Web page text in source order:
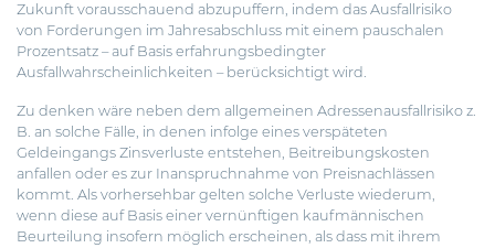
Zukunft vorausschauend abzupuffern, indem das Ausfallrisiko
von Forderungen im Jahresabschluss mit einem pauschalen
Prozentsatz – auf Basis erfahrungsbedingter
Ausfallwahrscheinlichkeiten – berücksichtigt wird.
Zu denken wäre neben dem allgemeinen Adressenausfallrisiko z.
B. an solche Fälle, in denen infolge eines verspäteten
Geldeingangs Zinsverluste entstehen, Beitreibungskosten
anfallen oder es zur Inanspruchnahme von Preisnachlässen
kommt. Als vorhersehbar gelten solche Verluste wiederum,
wenn diese auf Basis einer vernünftigen kaufmännischen
Beurteilung insofern möglich erscheinen, als dass mit ihrem